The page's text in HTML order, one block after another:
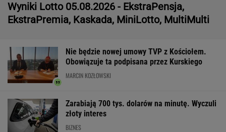
Wyniki Lotto 05.08.2026 - EkstraPensja,
EkstraPremia, Kaskada, MiniLotto, MultiMulti
Nie będzie nowej umowy TVP z Kościołem.
Obowiązuje ta podpisana przez Kurskiego
MARCIN KOZŁOWSKI
Zarabiają 700 tys. dolarów na minutę. Wyczuli
złoty interes
BIZNES